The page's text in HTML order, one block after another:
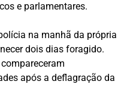
e parlamentares.
na manhã da própria
dois dias foragido.
após a deflagração da